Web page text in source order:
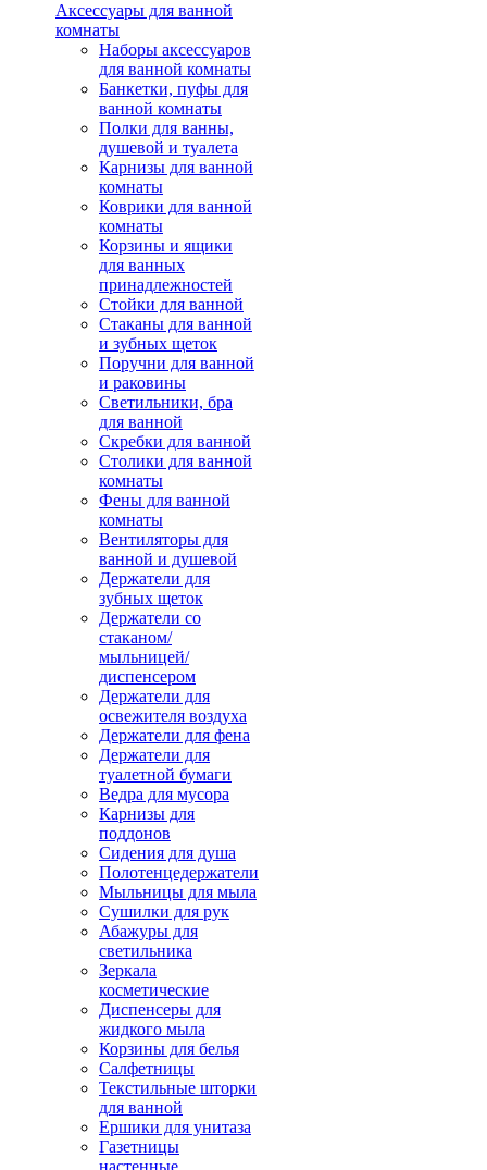
Аксессуары для ванной
комнаты
Наборы аксессуаров
для ванной комнаты
Банкетки, пуфы для
ванной комнаты
Полки для ванны,
душевой и туалета
Карнизы для ванной
комнаты
Коврики для ванной
комнаты
Корзины и ящики
для ванных
принадлежностей
Стойки для ванной
Стаканы для ванной
и зубных щеток
Поручни для ванной
и раковины
Светильники, бра
для ванной
Скребки для ванной
Столики для ванной
комнаты
Фены для ванной
комнаты
Вентиляторы для
ванной и душевой
Держатели для
зубных щеток
Держатели со
стаканом/
мыльницей/
диспенсером
Держатели для
освежителя воздуха
Держатели для фена
Держатели для
туалетной бумаги
Ведра для мусора
Карнизы для
поддонов
Сидения для душа
Полотенцедержатели
Мыльницы для мыла
Сушилки для рук
Абажуры для
светильника
Зеркала
косметические
Диспенсеры для
жидкого мыла
Корзины для белья
Салфетницы
Текстильные шторки
для ванной
Ершики для унитаза
Газетницы
настенные